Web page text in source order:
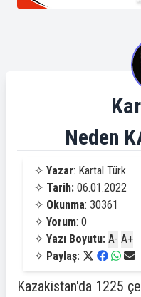
Neden
✧ Yazar: Kartal Türk
✧ Tarih: 06.01.2022
✧ Okunma: 30361
✧ Yorum: 0
✧ Yazı Boyutu: A- A+
✧ Paylaş:
Kazakistan'da 1225